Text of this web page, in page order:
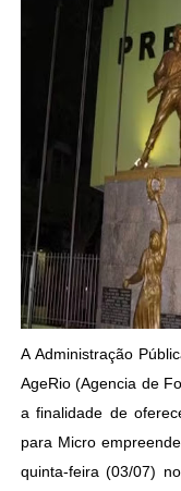
A Administração
AgeRio (Agencia de
a finalidade de
para Micro
quinta-feira (03/07)